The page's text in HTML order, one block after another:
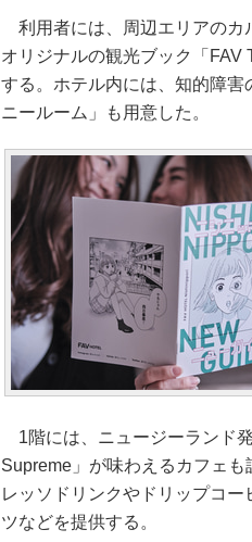
利用者には、周辺エリアのカ
オリジナルの観光ブック「FAV
する。ホテル内には、知的障
ニールーム」も用意した。
1階には、ニュージーランド
Supreme」が味わえるカフェ
レッソドリンクやドリップコ
ツなどを提供する。